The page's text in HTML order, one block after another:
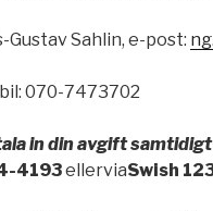
Gustav Sahlin, e-post:
070-7473702
in din avgift
4193ellerviaSwish